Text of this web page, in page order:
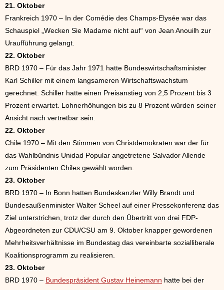
21. Oktober
Frankreich 1970 – In der Comédie des Champs-Elysée war das
Schauspiel „Wecken Sie Madame nicht auf“ von Jean Anouilh zur
Uraufführung gelangt.
22. Oktober
BRD 1970 – Für das Jahr 1971 hatte Bundeswirtschaftsminister
Karl Schiller mit einem langsameren Wirtschaftswachstum
gerechnet. Schiller hatte einen Preisanstieg von 2,5 Prozent bis 3
Prozent erwartet. Lohnerhöhungen bis zu 8 Prozent würden seiner
Ansicht nach vertretbar sein.
22. Oktober
Chile 1970 – Mit den Stimmen von Christdemokraten war der für
das Wahlbündnis Unidad Popular angetretene Salvador Allende
zum Präsidenten Chiles gewählt worden.
23. Oktober
BRD 1970 – In Bonn hatten Bundeskanzler Willy Brandt und
Bundesaußenminister Walter Scheel auf einer Pressekonferenz das
Ziel unterstrichen, trotz der durch den Übertritt von drei FDP-
Abgeordneten zur CDU/CSU am 9. Oktober knapper gewordenen
Mehrheitsverhältnisse im Bundestag das vereinbarte sozialliberale
Koalitionsprogramm zu realisieren.
23. Oktober
BRD 1970 – Bundespräsident Gustav Heinemann hatte bei der